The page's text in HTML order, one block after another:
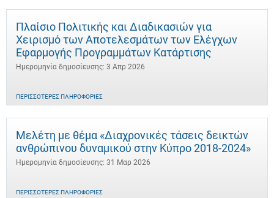
Πλαίσιο Πολιτικής και Διαδικασιών για
Χειρισμό των Αποτελεσμάτων των Ελέγχων
Εφαρμογής Προγραμμάτων Κατάρτισης
Ημερομηνία δημοσίευσης: 3 Απρ 2026
ΠΕΡΙΣΣΌΤΕΡΕΣ ΠΛΗΡΟΦΟΡΊΕΣ
Μελέτη με θέμα «Διαχρονικές τάσεις δεικτών
ανθρώπινου δυναμικού στην Κύπρο 2018-2024»
Ημερομηνία δημοσίευσης: 31 Μαρ 2026
ΠΕΡΙΣΣΌΤΕΡΕΣ ΠΛΗΡΟΦΟΡΊΕΣ